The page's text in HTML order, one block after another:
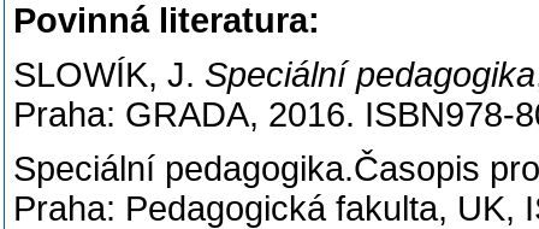
Povinná literatura:
SLOWÍK, J. Speciální pedagogika
Praha: GRADA, 2016. ISBN978-
Speciální pedagogika.Časopis
Praha: Pedagogická fakulta, UK,